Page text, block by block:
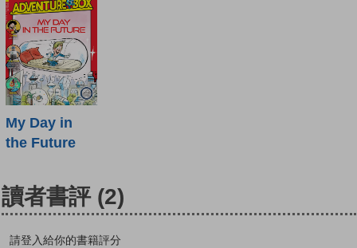
My Day in
the Future
讀者書評 (2)
請登入給你的書籍評分